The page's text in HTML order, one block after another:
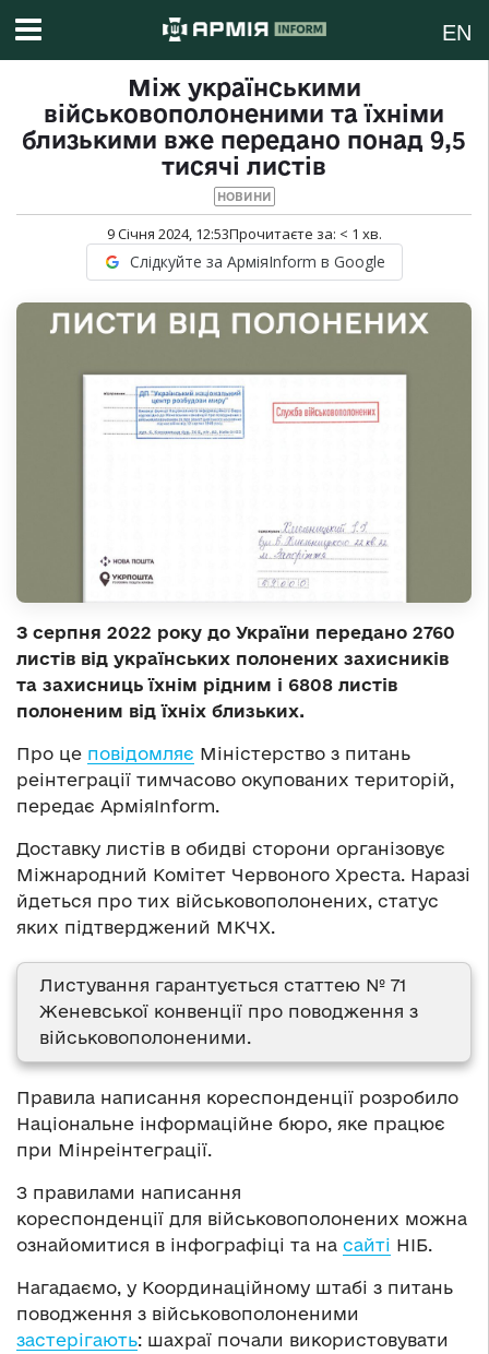
EN
Між українськими
військовополоненими та їхніми
близькими вже передано понад 9,5
тисячі листів
НОВИНИ
9 Січня 2024, 12:53Прочитаєте за: < 1 хв.
Слідкуйте за АрміяInform в Google
З серпня 2022 року до України передано 2760
листів від українських полонених захисників
та захисниць їхнім рідним і 6808 листів
полоненим від їхніх близьких.
Про це повідомляє Міністерство з питань
реінтеграції тимчасово окупованих територій,
передає АрміяInform.
Доставку листів в обидві сторони організовує
Міжнародний Комітет Червоного Хреста. Наразі
йдеться про тих військовополонених, статус
яких підтверджений МКЧХ.
Листування гарантується статтею № 71
Женевської конвенції про поводження з
військовополоненими.
Правила написання кореспонденції розробило
Національне інформаційне бюро, яке працює
при Мінреінтеграції.
З правилами написання
кореспонденції для військовополонених можна
ознайомитися в інфографіці та на сайті НІБ.
Нагадаємо, у Координаційному штабі з питань
поводження з військовополоненими
застерігають: шахраї почали використовувати